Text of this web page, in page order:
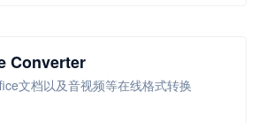
Converter
文档以及音视频等在线格式转换